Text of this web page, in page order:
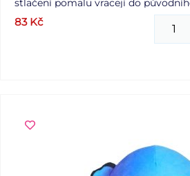
stlačení pomalu vracejí do
příjemné do ruky a poslouží jako
doplněk. V balení je 15 samolepek
83 Kč